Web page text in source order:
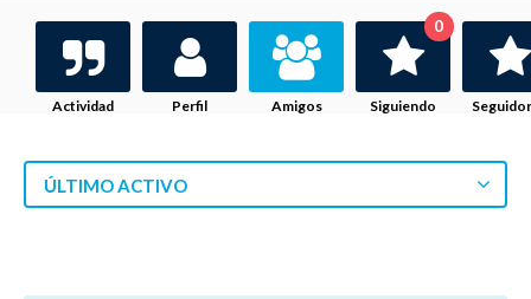
Actividad Perfil Amigos Siguiendo
0
ÚLTIMO ACTIVO